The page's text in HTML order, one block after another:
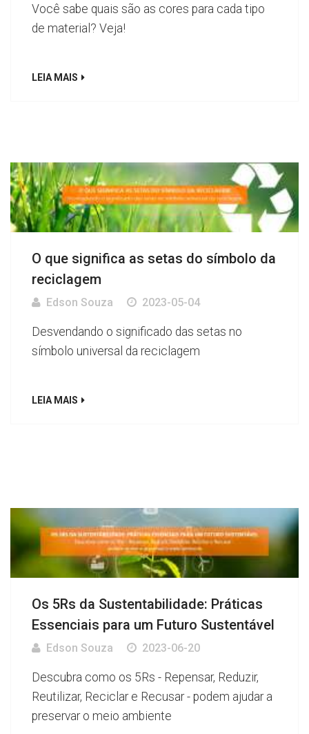
Você sabe quais são as cores para cada tipo
de material? Veja!
LEIA MAIS
O que significa as setas do símbolo da
reciclagem
Edson Souza 2023-05-04
Desvendando o significado das setas no
símbolo universal da reciclagem
LEIA MAIS
Os 5Rs da Sustentabilidade: Práticas
Essenciais para um Futuro Sustentável
Edson Souza 2023-06-20
Descubra como os 5Rs - Repensar, Reduzir,
Reutilizar, Reciclar e Recusar - podem ajudar a
preservar o meio ambiente